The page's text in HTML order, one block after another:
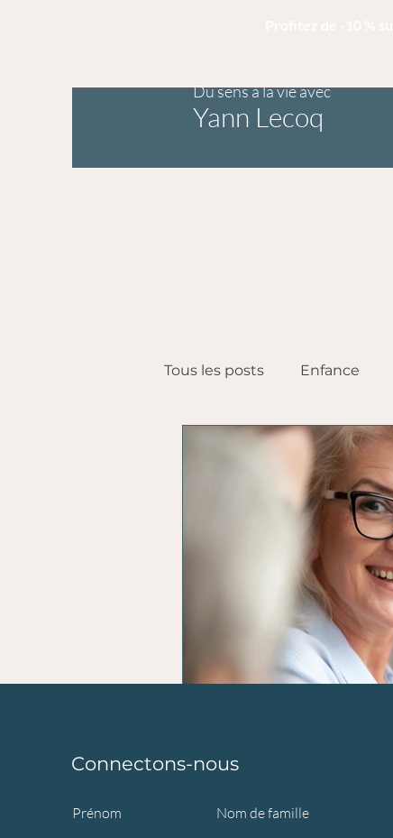
Du sens à la vie avec
Yann Lecoq
Tous les posts Enfance
L'horoscope du coach
Connectons-nous
Prénom Nom de famille